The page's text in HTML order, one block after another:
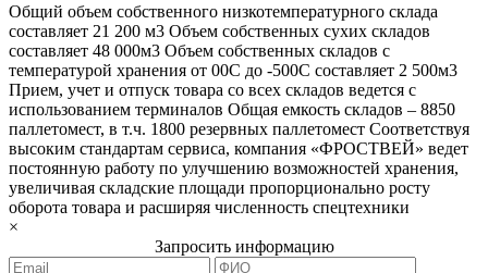
Общий объем собственного низкотемпературного склада
составляет 21 200 м3 Объем собственных сухих складов
составляет 48 000м3 Объем собственных складов с
температурой хранения от 00С до -500С составляет 2 500м3
Прием, учет и отпуск товара со всех складов ведется с
использованием терминалов Общая емкость складов – 8850
паллетомест, в т.ч. 1800 резервных паллетомест Соответствуя
высоким стандартам сервиса, компания «ФРОСТВЕЙ» ведет
постоянную работу по улучшению возможностей хранения,
увеличивая складские площади пропорционально росту
оборота товара и расширяя численность спецтехники
×
Запросить информацию